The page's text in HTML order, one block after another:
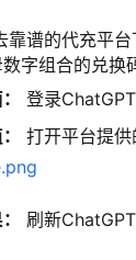
靠谱的代充平
字组合的兑换
登录
打开平台提
刷新